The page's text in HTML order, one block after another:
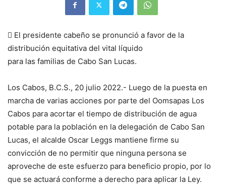
 El presidente cabeño se pronunció a favor de la
distribución equitativa del vital líquido
para las familias de Cabo San Lucas.
Los Cabos, B.C.S., 20 julio 2022.- Luego de la puesta en
marcha de varias acciones por parte del Oomsapas Los
Cabos para acortar el tiempo de distribución de agua
potable para la población en la delegación de Cabo San
Lucas, el alcalde Oscar Leggs mantiene firme su
convicción de no permitir que ninguna persona se
aproveche de este esfuerzo para beneficio propio, por lo
que se actuará conforme a derecho para aplicar la Ley.